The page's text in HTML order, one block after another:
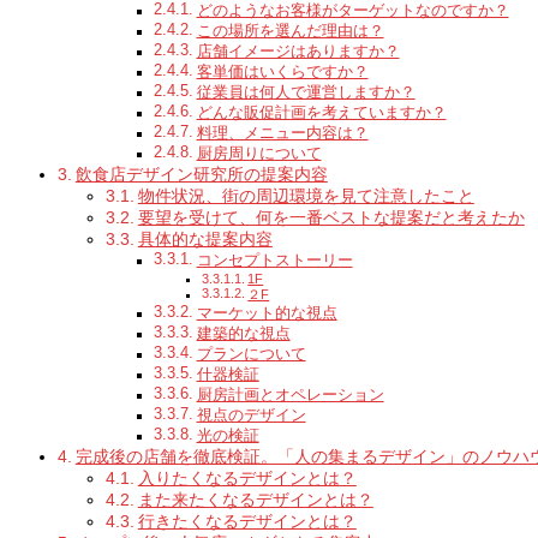
どのようなお客様がターゲットなのですか？
この場所を選んだ理由は？
店舗イメージはありますか？
客単価はいくらですか？
従業員は何人で運営しますか？
どんな販促計画を考えていますか？
料理、メニュー内容は？
厨房周りについて
飲食店デザイン研究所の提案内容
物件状況、街の周辺環境を見て注意したこと
要望を受けて、何を一番ベストな提案だと考えたか
具体的な提案内容
コンセプトストーリー
1F
２F
マーケット的な視点
建築的な視点
プランについて
什器検証
厨房計画とオペレーション
視点のデザイン
光の検証
完成後の店舗を徹底検証。「人の集まるデザイン」のノウハ
入りたくなるデザインとは？
また来たくなるデザインとは？
行きたくなるデザインとは？